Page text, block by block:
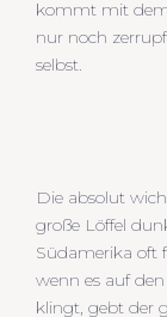
kommt mit dem
nur noch
selbst.
Die absolut
große Löffel
Südamerika oft
wenn es auf
klingt, gebt der